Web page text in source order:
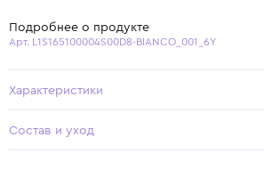
Подробнее о продукте
Арт. L1S165100004S00D8-BIANCO_001_6Y
Характеристики
Состав и уход